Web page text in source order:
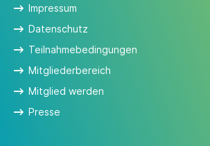
Impressum
Datenschutz
Teilnahmebedingungen
Mitgliederbereich
Mitglied werden
Presse